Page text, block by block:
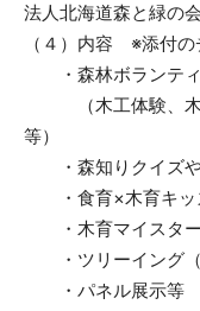
法人北海道森と緑の会
（４）内容 ※添付の
・森林ボランティ
（木工体験、木づ
等）
・森知りクイズや
・食育×木育キッ
・木育マイスター
・ツリーイング（
・パネル展示等